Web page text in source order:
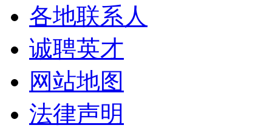
各地联系人
诚聘英才
网站地图
法律声明